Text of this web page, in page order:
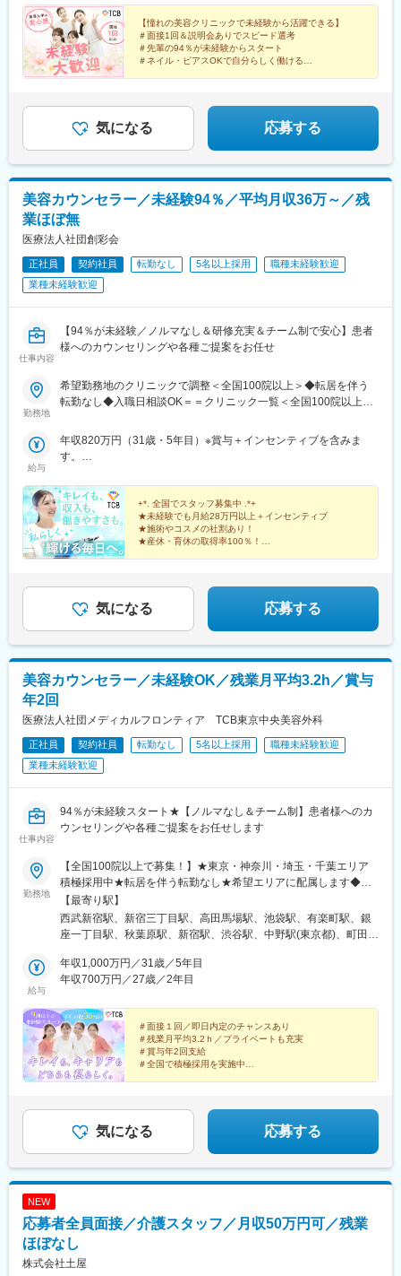
院、長野院、松本院、山梨甲府駅前院 など【近畿】梅田大阪駅
前院、大阪阪急梅田駅前院、枚方院、天王寺院、堺院、なんば
院、心斎橋院、京都駅前院、奈良院、和歌山院、四日市院 など
【中四国】広島院、福山院、松山院、高松院、高知院、徳島院、
松江院、周南徳山駅ビル院 など【九州・沖縄】小倉院、佐賀
煙対策】屋内原則禁煙
駅、さっぽろ駅、あおば通駅、福島駅(福島県)、郡山駅(福島県)、
青森駅、盛岡駅、山形駅、秋田駅、矢場町駅、近鉄名古屋駅、金
山駅(愛知県)、豊田市駅、駅前大通駅、名鉄岐阜駅、静岡駅、新浜
松駅、三島広小路駅、長野駅、松本駅、北鉄金沢駅、新潟駅、近
鉄四日市駅、電鉄富山駅、福井駅、甲府駅、東梅田駅、大阪難波
前駅、江坂駅、心斎橋駅、京都駅、烏丸駅、三ノ宮駅、姫路駅、
近鉄奈良駅、和歌山駅、草津駅(滋賀県)、徳山駅、立町駅、福山
駅、松江駅、片原町駅(香川県)、松山市駅、蓮池町通駅、徳島駅、
下駅、東池袋駅、日比谷駅、銀座駅、岩本町駅、立川駅、京王八
王子駅、高輪台駅、奥沢駅、神奈川駅、平沼橋駅、京急川崎駅、
石上駅、新越谷駅、宇都宮駅東口駅、新千葉駅、栄町駅(千葉県)、
屋駅、西高蔵駅、新豊田駅、新豊橋駅、岐阜駅、新静岡駅、浜松
駅、三島田町駅、市役所前駅(長野県)、金沢駅、あすなろう四日市
阿部野橋駅、四ツ橋駅、七条駅、四条駅(京都市営)、三宮駅(神戸
新交通)、山陽姫路駅、田中口駅、八丁堀駅(広島県)、高松築港
県)、東比恵駅、鹿児島中央駅、水道町駅、五島町駅、旭橋駅、西
早稲田駅、末広町駅(東京都)、立川南駅、高輪ゲートウェイ駅、九
り駅、三島駅、七ツ屋駅、富山駅、福井城址大名町駅、なんば駅
(南海線)、大阪駅、天王寺駅、西大橋駅、五条駅(京都市営)、京都
駅、はりまや橋駅、旦過駅、高見橋駅、熊本城・市役所前駅、長
崎駅(長崎県)、美栄橋駅
【憧れの美容クリニックで未経験から活躍できる】
＃面接1回＆説明会ありでスピード選考
＃先輩の94％が未経験からスタート
＃ネイル・ピアスOKで自分らしく働ける
気になる 応募する
美容カウンセラー／未経験94％／平均月収36万～／残
業ほぼ無
医療法人社団創彩会
正社員 契約社員 転勤なし 5名以上採用
職種未経験歓迎
業種未経験歓迎
仕事内容
【94％が未経験／ノルマなし＆研修充実＆チーム制で安心】患者
様へのカウンセリングや各種ご提案をお任せ
勤務地
希望勤務地のクリニックで調整＜全国100院以上＞◆転居を伴う
転勤なし◆入職日相談OK＝＝クリニック一覧＜全国100院以上展
岡院、秋田院、山形院、仙台駅前院、福島院、郡山院など【関
東】新宿東口院、池袋駅前院、品川院、秋葉原院、町田院、八王
子院、千葉東口院、柏院、船橋院、川崎院、新横浜院、大宮東口
名古屋栄院、岐阜院、静岡院、浜松院、三島院、新潟院、金沢
院、福井院、富山院、長野院、松本院、山梨甲府駅前院など【近
畿】大阪駅前院、天王寺院、京都駅前院、奈良院、姫路院、神戸
院、和歌山院、四日市院など【中四国】広島院、福山院、松山
院、高松院、高知院、徳島院、松江院、周南徳山駅ビル院【九
院、鹿児島院、那覇院など※受動喫煙対策あり
給与
年収820万円（31歳・5年目）※賞与＋インセンティブを含みま
す。
す。
+*. 全国でスタッフ募集中 .*+
★未経験でも月給28万円以上＋インセンティブ
★施術やコスメの社割あり！
★産休・育休の取得率100％！
気になる 応募する
美容カウンセラー／未経験OK／残業月平均3.2h／賞与
年2回
医療法人社団メディカルフロンティア TCB東京中央美容外科
正社員 契約社員 転勤なし 5名以上採用
職種未経験歓迎
業種未経験歓迎
仕事内容
94％が未経験スタート★【ノルマなし＆チーム制】患者様へのカ
ウンセリングや各種ご提案をお任せします
勤務地
【全国100院以上で募集！】★東京・神奈川・埼玉・千葉エリア
積極採用中★転居を伴う転勤なし★希望エリアに配属します◆ク
リニック一覧＜全国100院以上展開＞【北海道・東北】旭川駅前
院、青森院、盛岡院、秋田院、山形院、仙台駅前院、福島院、郡
山院 など【関東】新宿東口院、池袋駅前院、品川院、秋葉原
横浜院、大宮東口院、水戸院、つくば院、宇都宮院、高崎院、前
橋院 など【中部】名古屋駅前院 、名古屋栄院、金山院、岐阜
院、長野院、松本院、山梨甲府駅前院 など【近畿】梅田大阪駅
前院、大阪阪急梅田駅前院、枚方院、天王寺院、堺院、なんば
院、心斎橋院、京都駅前院、奈良院、和歌山院、四日市院 など
【中四国】広島院、福山院、松山院、高松院、高知院、徳島院、
松江院、周南徳山駅ビル院 など【九州・沖縄】小倉院、佐賀
煙対策】屋内原則禁煙
【最寄り駅】
西武新宿駅、新宿三丁目駅、高田馬場駅、池袋駅、有楽町駅、銀
座一丁目駅、秋葉原駅、新宿駅、渋谷駅、中野駅(東京都)、町田
浜駅、横浜駅、川崎駅、藤沢駅、本厚木駅、大宮駅(埼玉県)、川口
駅、川越駅、南越谷駅、宇都宮駅、水戸駅、つくば駅、千葉駅、
駅、さっぽろ駅、あおば通駅、福島駅(福島県)、郡山駅(福島県)、
青森駅、盛岡駅、山形駅、秋田駅、矢場町駅、近鉄名古屋駅、金
山駅(愛知県)、豊田市駅、駅前大通駅、名鉄岐阜駅、静岡駅、新浜
松駅、三島広小路駅、長野駅、松本駅、北鉄金沢駅、新潟駅、近
鉄四日市駅、電鉄富山駅、福井駅、甲府駅、東梅田駅、大阪難波
前駅、西梅田駅、心斎橋駅、京都駅、烏丸駅、三ノ宮駅、姫路
駅、近鉄奈良駅、和歌山駅、草津駅(滋賀県)、徳山駅、立町駅、福
山駅、松江駅、片原町駅(香川県)、松山市駅、蓮池町通駅、徳島
八王子駅、高輪台駅、奥沢駅、神奈川駅、平沼橋駅、京急川崎
駅、石上駅、新越谷駅、宇都宮駅東口駅、新千葉駅、栄町駅(千葉
県)、船橋駅、札幌駅、仙台駅(地下鉄)、曽根田駅、栄駅(愛知県)、
給与
年収1,000万円／31歳／5年目
年収700万円／27歳／2年目
＃面接１回／即日内定のチャンスあり
＃残業月平均3.2ｈ／プライベートも充実
＃賞与年2回支給
＃全国で積極採用を実施中
スよく実現できます！
気になる 応募する
NEW
応募者全員面接／介護スタッフ／月収50万円可／残業
ほぼなし
株式会社土屋